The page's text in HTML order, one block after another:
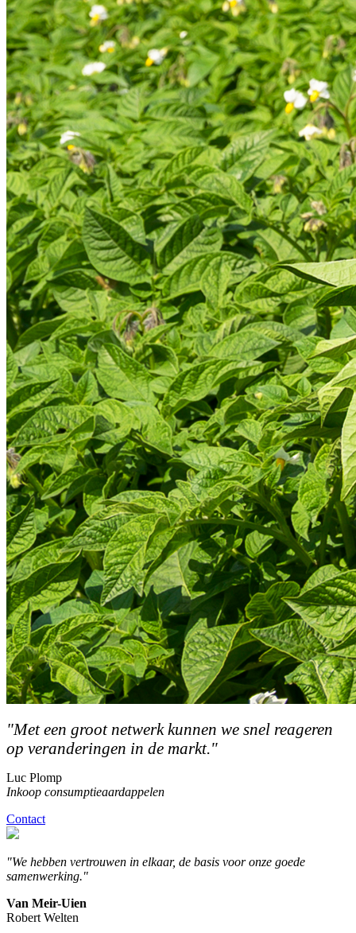
"Met een groot netwerk kunnen we snel reageren
op veranderingen in de markt.''
Luc Plomp
Inkoop consumptieaardappelen
Contact
"We hebben vertrouwen in elkaar, de basis voor onze goede
samenwerking."
Van Meir-Uien
Robert Welten